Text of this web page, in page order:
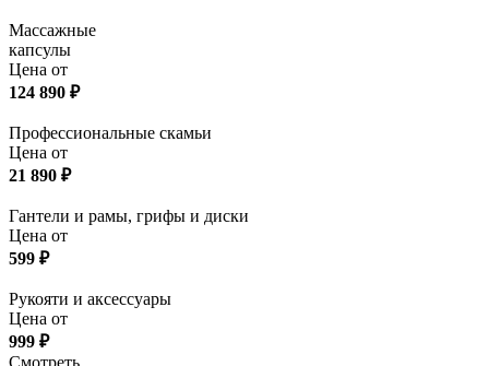
Массажные
капсулы
Цена от
124 890 ₽
Профессиональные скамьи
Цена от
21 890 ₽
Гантели и рамы, грифы и диски
Цена от
599 ₽
Рукояти и аксессуары
Цена от
999 ₽
Смотреть